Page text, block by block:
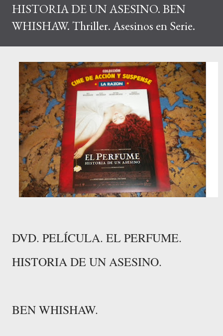
HISTORIA DE UN ASESINO. BEN
WHISHAW. Thriller. Asesinos en Serie.
DVD. PELÍCULA. EL PERFUME.
HISTORIA DE UN ASESINO.
BEN WHISHAW.